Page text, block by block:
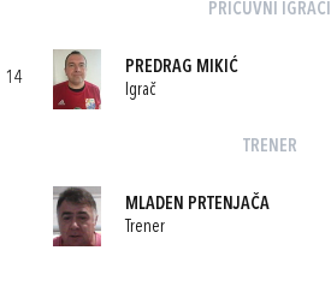
PRIČUVNI IGRAČI
14
PREDRAG MIKIĆ
Igrač
TRENER
MLADEN PRTENJAČA
Trener